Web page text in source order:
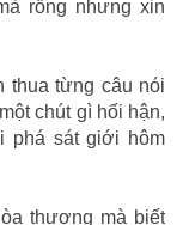
rống nhưng xin
thua từng câu nói
chút gì hối hận,
phá sát giới hôm
thượng mà biết